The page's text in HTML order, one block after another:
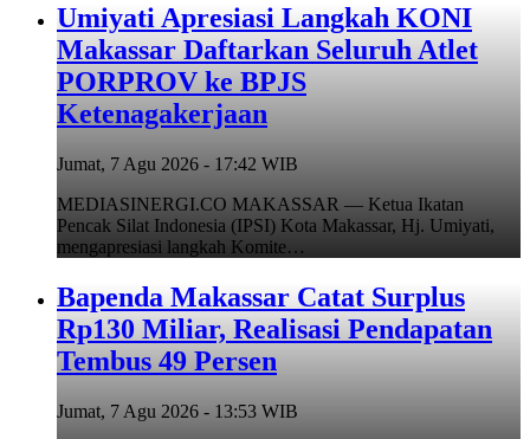
Umiyati Apresiasi Langkah KONI
Makassar Daftarkan Seluruh Atlet
PORPROV ke BPJS
Ketenagakerjaan
Jumat, 7 Agu 2026 - 17:42 WIB
MEDIASINERGI.CO MAKASSAR — Ketua Ikatan
Pencak Silat Indonesia (IPSI) Kota Makassar, Hj. Umiyati,
mengapresiasi langkah Komite…
Bapenda Makassar Catat Surplus
Rp130 Miliar, Realisasi Pendapatan
Tembus 49 Persen
Jumat, 7 Agu 2026 - 13:53 WIB